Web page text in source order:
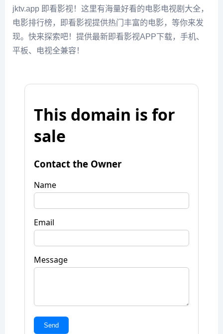
jktv.app 即看影视！这里有海量好看的电影电视剧大全，
电影排行榜，即看影视提供热门丰富的电影，等你来发
现。快来探索吧！提供最新即看影视APP下载，手机、
平板、电视全兼容！